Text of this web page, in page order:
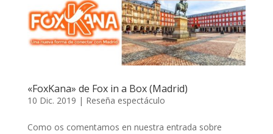
«FoxKana» de Fox in a Box (Madrid)
10 Dic. 2019 | Reseña espectáculo
Como os comentamos en nuestra entrada sobre